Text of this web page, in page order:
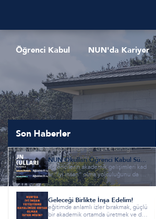
Öğrenci Kabul NUN'da Kariyer
Anasayfa Haberler Lisede Bir Gün Etkinliği
Son Haberler
NUN Okulları Öğrenci Kabul Süreci Başladı!
öğrencilerin akademik gelişimleri kad
ar “iyi insan” olma yolculuğunu da ön
emseyen nun okullarında...
Geleceği Birlikte İnşa Edelim!
eğitimde anlamlı izler bırakmak, güçlü
bir akademik ortamda üretmek ve de